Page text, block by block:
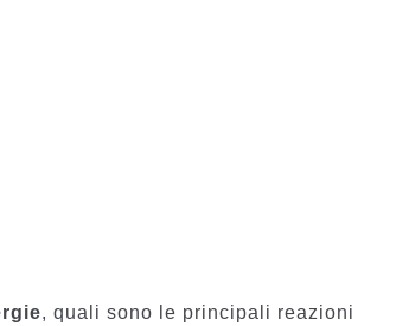
, quali sono le principali reazioni